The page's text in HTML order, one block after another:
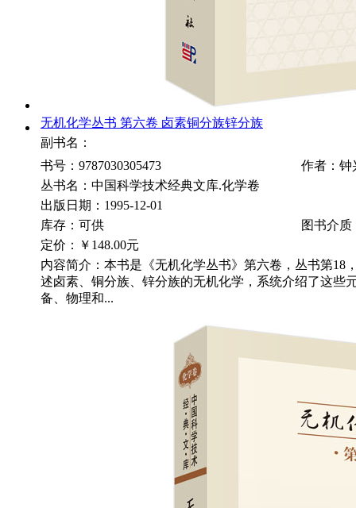
无机化学丛书 第六卷 卤素铜分族锌分族
副书名：
书号：9787030305473
作者：钟
丛书名：中国科学技术经典文库.化学卷
出版日期：1995-12-01
库存：可供
图书介质
定价：
￥148.00元
内容简介：本书是《无机化学丛书》第六卷，丛书第18
述卤素、铜分族、锌分族的无机化学，系统介绍了这些
备、物理和...